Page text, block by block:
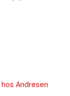
Andresen